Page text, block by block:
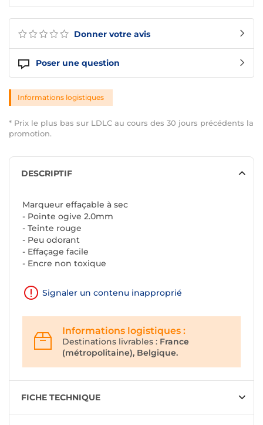
Donner votre avis
Poser une question
* Prix le plus bas sur LDLC au cours des 30 jours précédents la
promotion.
Informations logistiques
DESCRIPTIF
Marqueur effaçable à sec
- Pointe ogive 2.0mm
- Teinte rouge
- Peu odorant
- Effaçage facile
- Encre non toxique
Signaler un contenu inapproprié
Informations logistiques :
Destinations livrables : France
(métropolitaine), Belgique.
FICHE TECHNIQUE